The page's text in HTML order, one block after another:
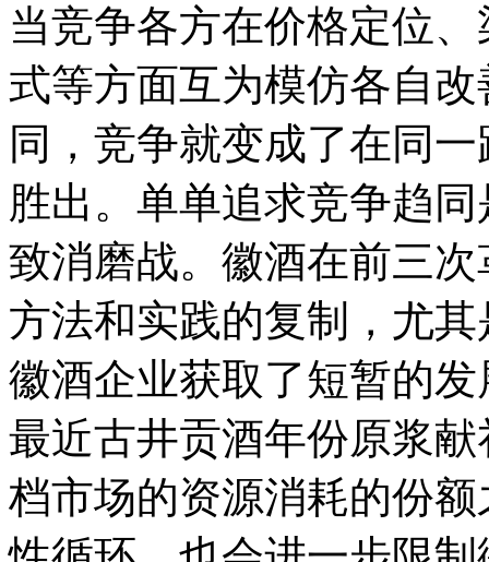
当竞争各方在价格定位
式等方面互为模仿各自
同，竞争就变成了在同
胜出。单单追求竞争趋
致消磨战。徽酒在前三
方法和实践的复制，尤
徽酒企业获取了短暂的
最近古井贡酒年份原浆
档市场的资源消耗的份